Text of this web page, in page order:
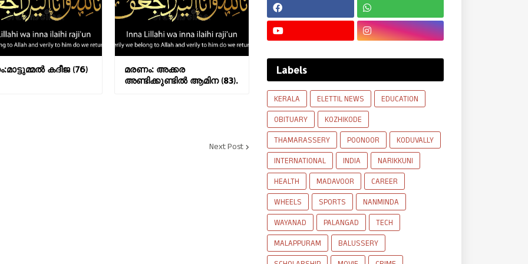
കദീജ (76)
മരണം: അക്കര
അണ്ടിക്കുണ്ടിൽ ആമിന (83).
Next Post
Labels
KERALA ELETTIL NEWS
EDUCATION
OBITUARY
KOZHIKODE
THAMARASSERY
POONOOR
KODUVALLY
INTERNATIONAL
INDIA
NARIKKUNI
HEALTH
MADAVOOR
CAREER
WHEELS
SPORTS
NANMINDA
WAYANAD
PALANGAD
TECH
MALAPPURAM
BALUSSERY